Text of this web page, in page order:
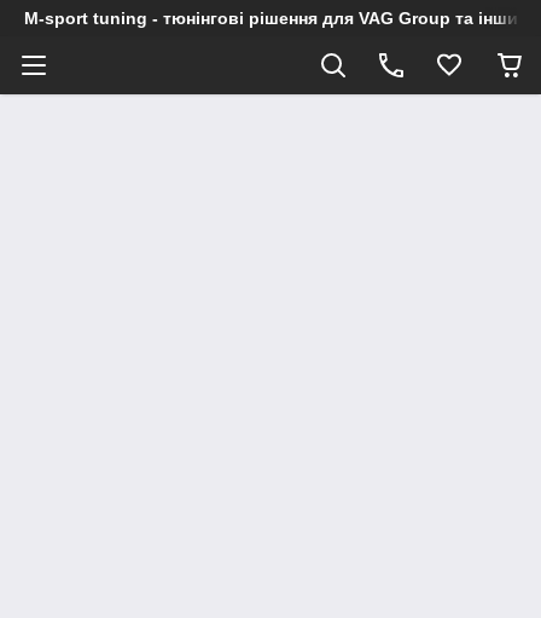
M-sport tuning - тюнінгові рішення для VAG Group та інших